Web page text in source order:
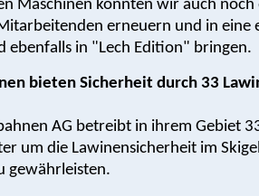
Maschinen konnten wir auch noch
erneuern und in eine
ebenfalls in "Lech Edition" bringen.
bieten Sicherheit durch 33
AG betreibt in ihrem Gebiet
um die Lawinensicherheit im
gewährleisten.